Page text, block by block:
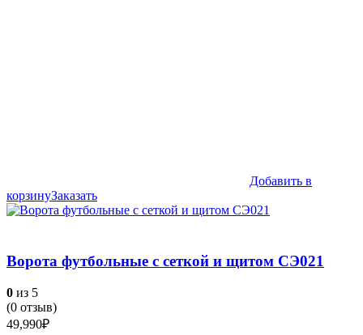
Добавить в
корзинуЗаказать
Ворота футбольные с сеткой и щитом СЭ021
0 из 5
(0 отзыв)
49,990₽